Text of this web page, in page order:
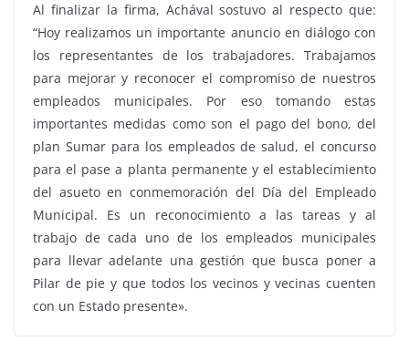
Al finalizar la firma, Achával sostuvo al respecto que:
“Hoy realizamos un importante anuncio en diálogo con
los representantes de los trabajadores. Trabajamos
para mejorar y reconocer el compromiso de nuestros
empleados municipales. Por eso tomando estas
importantes medidas como son el pago del bono, del
plan Sumar para los empleados de salud, el concurso
para el pase a planta permanente y el establecimiento
del asueto en conmemoración del Día del Empleado
Municipal. Es un reconocimiento a las tareas y al
trabajo de cada uno de los empleados municipales
para llevar adelante una gestión que busca poner a
Pilar de pie y que todos los vecinos y vecinas cuenten
con un Estado presente».